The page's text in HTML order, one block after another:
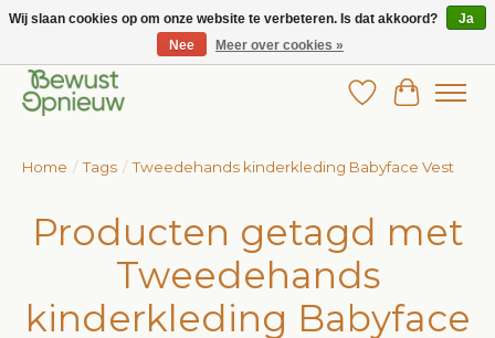
Wij bieden het grootste aanbod in betaalbare kinderkleding!
Verlanglijst
Home / Tags / Tweedehands kinderkleding Babyface Vest
Producten getagd met
Tweedehands
kinderkleding Babyface
Wij slaan cookies op om onze website te verbeteren. Is dat akkoord?
Ja
Nee
Meer over cookies »